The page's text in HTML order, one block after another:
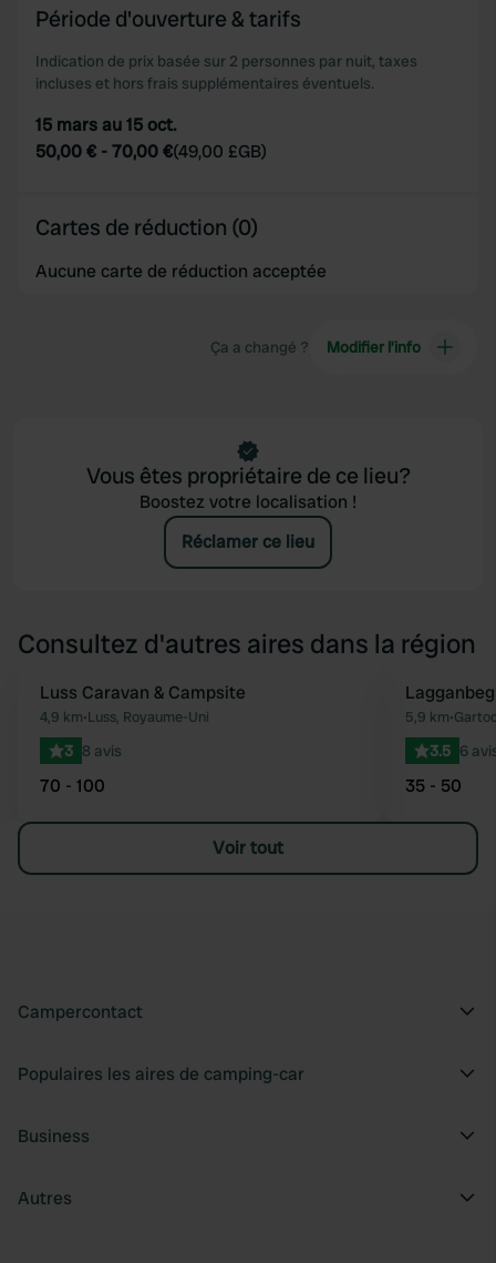
Période d'ouverture & tarifs
Indication de prix basée sur 2 personnes par nuit, taxes
incluses et hors frais supplémentaires éventuels.
15 mars au 15 oct.
50,00 € -70,00 €(49,00 £GB)
Cartes de réduction (0)
Aucune carte de réduction acceptée
Ça a changé ? Modifier l’info
Vous êtes propriétaire de ce lieu?
Boostez votre localisation !
Réclamer ce lieu
Consultez d'autres aires dans la région
Préféré
Luss Caravan & Campsite
4,9 km•Luss, Royaume-Uni
3 8 avis
70 - 100
5,9 km•
3.5 6
35 - 50
Voir tout
Campercontact
Populaires les aires de camping-car
Business
Autres